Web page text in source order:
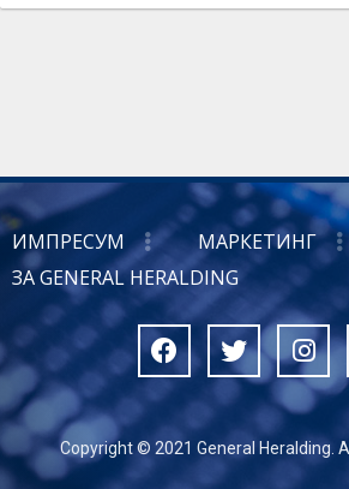
ИМПРЕСУМ МАРКЕТИНГ
ЗА GENERAL HERALDING
Copyright © 2021 General Heralding.